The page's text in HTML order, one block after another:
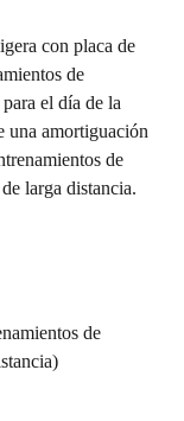
con placa de
de
el día de la
una amortiguación
de
larga distancia.
de